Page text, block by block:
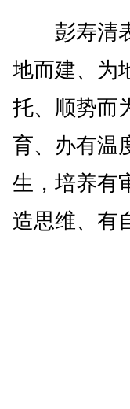
彭寿清表
地而建、为
托、顺势而
育、办有温
生，培养有
造思维、有